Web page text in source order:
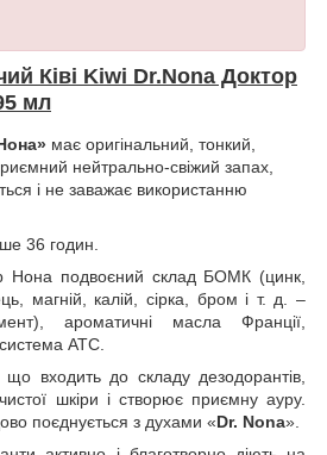
Ківі Kiwi Dr.Nona Доктор
мл
має оригінальний, тонкий,
нейтрально-свіжий запах,
і не заважає використанню
36 годин.
Нона подвоєний склад БОМК (цинк,
магній, калій, сірка, бром і т. д. –
ароматичні масла Франції,
система АТС.
входить до складу дезодорантів,
шкіри і створює приємну ауру.
поєднується з духами «Dr. Nona».